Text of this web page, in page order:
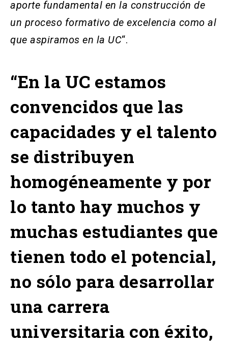
aporte fundamental en la construcción de
un proceso formativo de excelencia como al
que aspiramos en la UC“.
“En la UC estamos
convencidos que las
capacidades y el talento
se distribuyen
homogéneamente y por
lo tanto hay muchos y
muchas estudiantes que
tienen todo el potencial,
no sólo para desarrollar
una carrera
universitaria con éxito,